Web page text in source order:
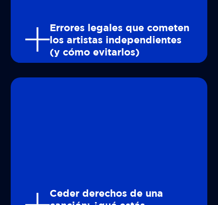
Errores legales que cometen
los artistas independientes
(y cómo evitarlos)
Ceder derechos de una